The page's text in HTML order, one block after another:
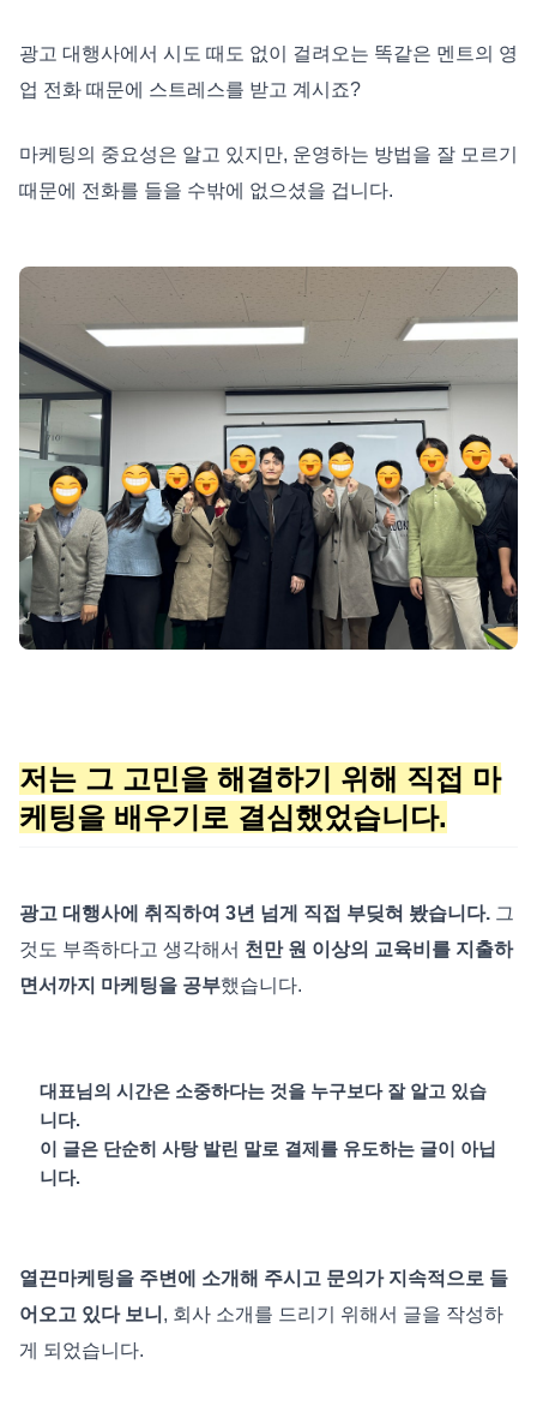
광고 대행사에서 시도 때도 없이 걸려오는 똑같은 멘트의 영
업 전화 때문에 스트레스를 받고 계시죠?
마케팅의 중요성은 알고 있지만, 운영하는 방법을 잘 모르기
때문에 전화를 들을 수밖에 없으셨을 겁니다.
저는 그 고민을 해결하기 위해 직접 마
케팅을 배우기로 결심했었습니다.
광고 대행사에 취직하여 3년 넘게 직접 부딪혀 봤습니다. 그
것도 부족하다고 생각해서 천만 원 이상의 교육비를 지출하
면서까지 마케팅을 공부했습니다.
대표님의 시간은 소중하다는 것을 누구보다 잘 알고 있습
니다.
이 글은 단순히 사탕 발린 말로 결제를 유도하는 글이 아닙
니다.
열끈마케팅을 주변에 소개해 주시고 문의가 지속적으로 들
어오고 있다 보니 , 회사 소개를 드리기 위해서 글을 작성하
게 되었습니다.